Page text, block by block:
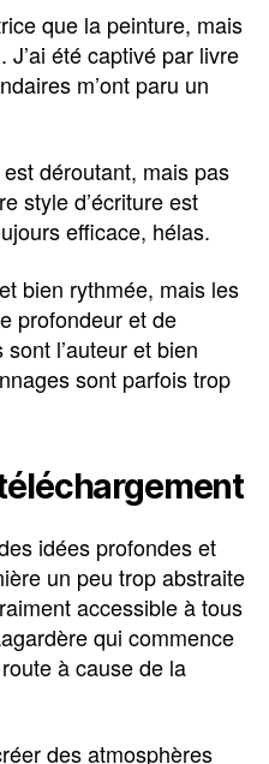
que la peinture, mais
été captivé par livre
m’ont paru un
déroutant, mais pas
style d’écriture est
efficace, hélas.
bien rythmée, mais les
profondeur et de
l’auteur et bien
sont parfois trop
idées profondes et
un peu trop abstraite
accessible à tous
qui commence
à cause de la
des atmosphères